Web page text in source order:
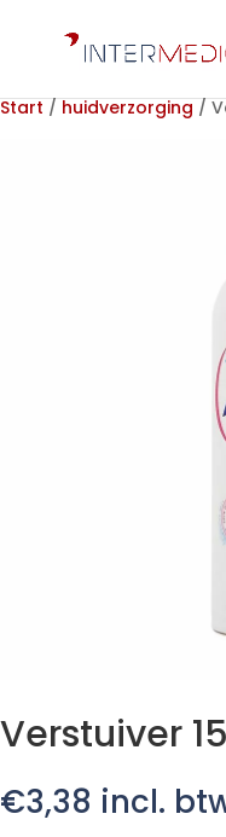
Start / huidverzorging /
Verstuiver
€3,38 incl.